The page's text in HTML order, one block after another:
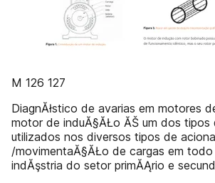
M 126 127
DiagnĂłstico de avarias em motores
motor de induĂ§ĂŁo ĂŠ um dos tipos
utilizados nos diversos tipos de
/movimentaĂ§ĂŁo de cargas em
indĂşstria do setor primĂĄrio e